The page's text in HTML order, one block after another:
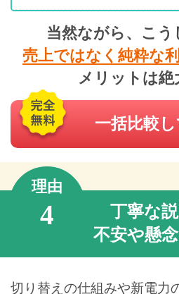
当然ながら、こう
売上ではなく純粋な
メリットは絶
一括比較
理由
4
丁寧な
不安や懸
切り替えの仕組みや新電力